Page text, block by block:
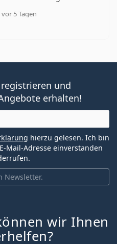
5 Tagen
5 aus 5
und
erhalten!
Newsletter.
hierzu gelesen. Ich bin
Mail-Adresse einverstanden
wir Ihnen